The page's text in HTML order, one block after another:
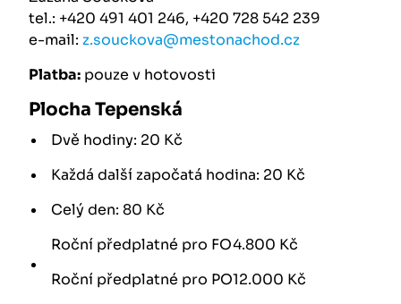
tel.: +420 491 401 246, +420 728 542 239
e-mail: z.souckova@mestonachod.cz
Platba: pouze v hotovosti
Plocha Tepenská
Dvě hodiny: 20 Kč
Každá další započatá hodina: 20 Kč
Celý den: 80 Kč
Roční předplatné pro FO4.800 Kč
Roční předplatné pro PO12.000 Kč